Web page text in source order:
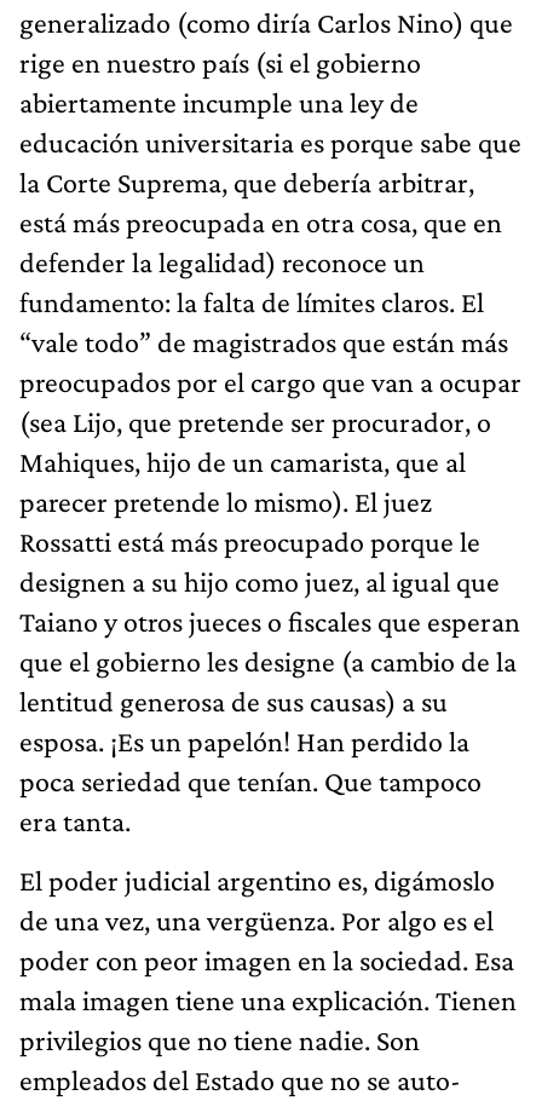
generalizado (como diría Carlos Nino) que
rige en nuestro país (si el gobierno
abiertamente incumple una ley de
educación universitaria es porque sabe que
la Corte Suprema, que debería arbitrar,
está más preocupada en otra cosa, que en
defender la legalidad) reconoce un
fundamento: la falta de límites claros. El
“vale todo” de magistrados que están más
preocupados por el cargo que van a ocupar
(sea Lijo, que pretende ser procurador, o
Mahiques, hijo de un camarista, que al
parecer pretende lo mismo). El juez
Rossatti está más preocupado porque le
designen a su hijo como juez, al igual que
Taiano y otros jueces o fiscales que esperan
que el gobierno les designe (a cambio de la
lentitud generosa de sus causas) a su
esposa. ¡Es un papelón! Han perdido la
poca seriedad que tenían. Que tampoco
era tanta.
El poder judicial argentino es, digámoslo
de una vez, una vergüenza. Por algo es el
poder con peor imagen en la sociedad. Esa
mala imagen tiene una explicación. Tienen
privilegios que no tiene nadie. Son
empleados del Estado que no se auto-